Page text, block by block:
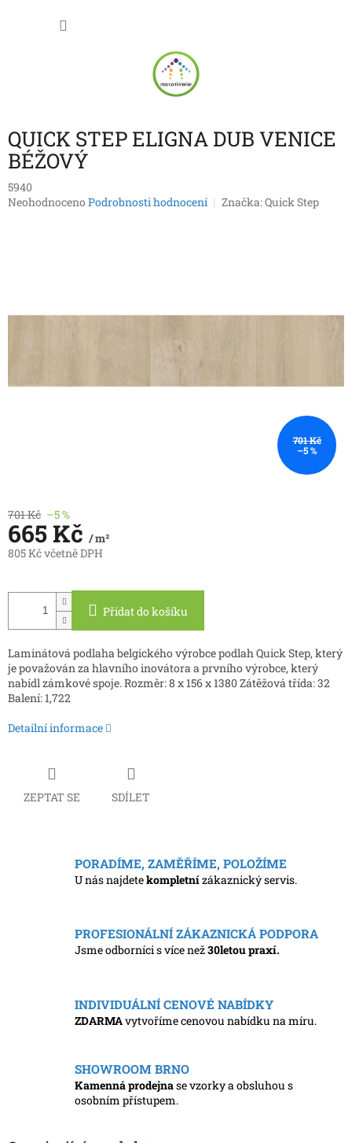
QUICK STEP ELIGNA DUB VENICE
BÉŽOVÝ
5940
Průměrné
Neohodnoceno Podrobnosti hodnocení Značka:Quick Step
701 Kč
–5 %
701 Kč –5 %
665 Kč / m²
805 Kč včetně DPH
cena:
Přidat do košíku
Laminátová podlaha belgického výrobce podlah Quick Step, který
je považován za hlavního inovátora a prvního výrobce, který
nabídl zámkové spoje. Rozměr: 8 x 156 x 1380 Zátěžová třída: 32
Balení: 1,722
Detailní informace
ZEPTAT SE SDÍLET
PORADÍME, ZAMĚŘÍME, POLOŽÍME
U nás najdetekompletnízákaznický servis.
PROFESIONÁLNÍ ZÁKAZNICKÁ PODPORA
Jsme odborníci s více než30letou praxí.
INDIVIDUÁLNÍ CENOVÉ NABÍDKY
ZDARMAvytvoříme cenovou nabídku na míru.
SHOWROOM BRNO
Kamenná prodejnase vzorky a obsluhou s
osobním přístupem.